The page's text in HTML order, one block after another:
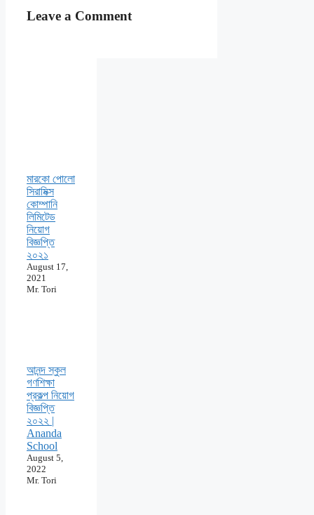
Leave a Comment
মারকো পোলো
সিরামিক্স
কোম্পানি
লিমিটেড
নিয়োগ
বিজ্ঞপ্তি
২০২১
August 17,
2021
Mr. Tori
আনন্দ স্কুল
গণশিক্ষা
প্রকল্প নিয়োগ
বিজ্ঞপ্তি
২০২২ |
Ananda
School
August 5,
2022
Mr. Tori